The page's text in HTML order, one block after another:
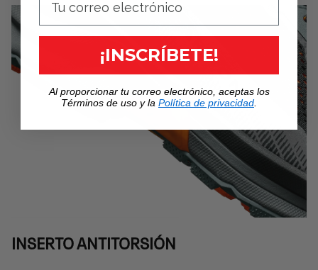
INSERTO ANTITORSIÓN
¡INSCRÍBETE!
Al proporcionar tu correo electrónico, aceptas los
Términos de uso y la Política de privacidad